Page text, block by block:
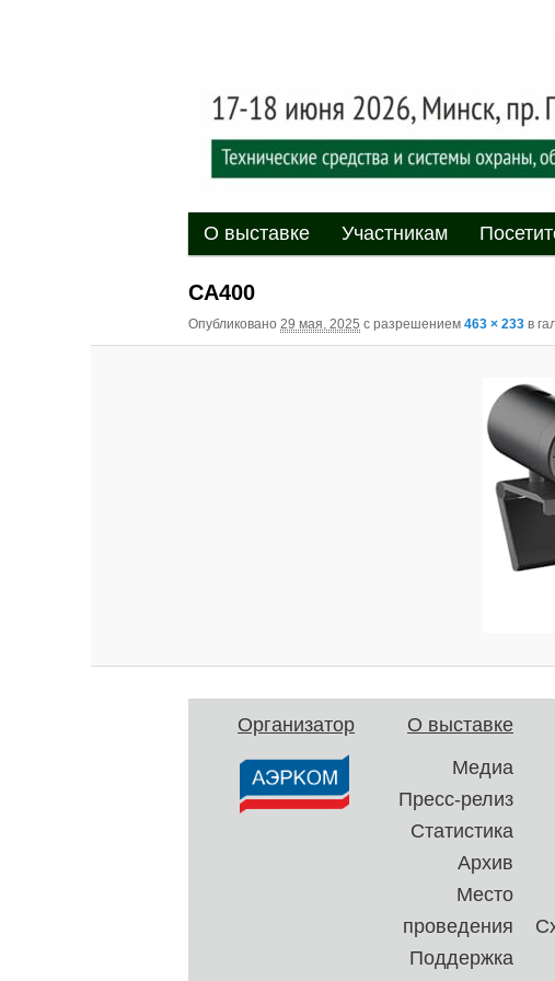
XII
«Центр
обеспечения безопасности и
Главное меню
Перейти к основному содержимому
Перейти к дополнительному
О выставке Участникам
CA400
Опубликовано 29 мая, 2025 с разрешением 463 × 233 в
Организатор
О выставке
Медиа
Пресс-релиз
Статистика
Архив
Место
проведения
Поддержка